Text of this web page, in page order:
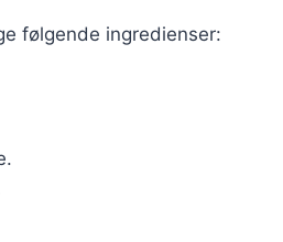
følgende ingredienser: